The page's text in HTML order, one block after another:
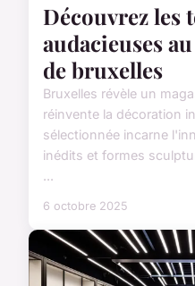
Découvrez les
audacieuses
de bruxelles
Bruxelles révèle un
réinvente la décoration
sélectionnée incarne
inédits et formes
...
6 octobre 2025